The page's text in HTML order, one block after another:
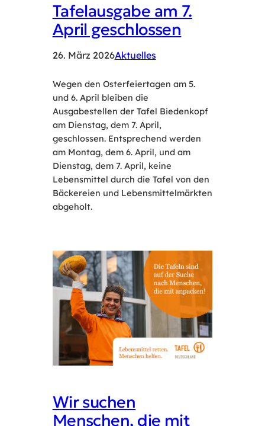
Tafelausgabe am 7.
April geschlossen
26. März 2026Aktuelles
Wegen den Osterfeiertagen am 5.
und 6. April bleiben die
Ausgabestellen der Tafel Biedenkopf
am Dienstag, dem 7. April,
geschlossen. Entsprechend werden
am Montag, dem 6. April, und am
Dienstag, dem 7. April, keine
Lebensmittel durch die Tafel von den
Bäckereien und Lebensmittelmärkten
abgeholt.
Wir suchen
Menschen, die mit